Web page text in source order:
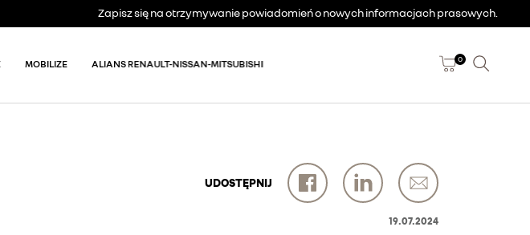
Zapisz się na otrzymywanie powiadomień o nowych informacjach prasowych.
MOBILIZE ALIANS RENAULT-NISSAN-MITSUBISHI 0
UDOSTĘPNIJ
19.07.2024